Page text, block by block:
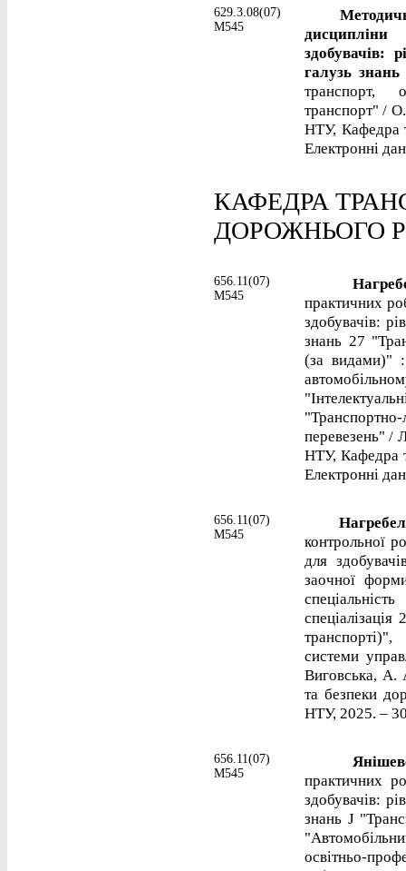
629.3.08(07)
М545
Методичні
здобувачів:
галузь
транспорт,
транспорт" /
НТУ, Кафедра
Електронні
КАФЕДРА
ДОРОЖНЬОГО
656.11(07)
М545
практичних
здобувачів:
знань 27
(за видами)" :
перевезень" /
НТУ, Кафедра
Електронні
656.11(07)
М545
контрольної
для
заочної
системи
Виговська, А.
та безпеки
НТУ, 2025. –
656.11(07)
М545
практичних
здобувачів:
знань J
освітньо-